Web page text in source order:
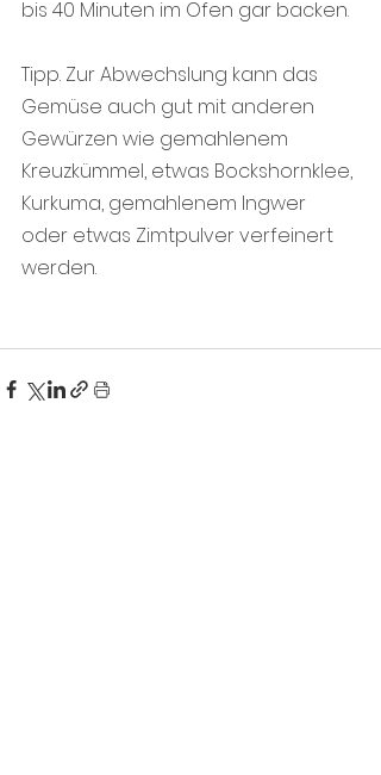
bis 40 Minuten im Ofen gar backen.
Tipp. Zur Abwechslung kann das
Gemüse auch gut mit anderen
Gewürzen wie gemahlenem
Kreuzkümmel, etwas Bockshornklee,
Kurkuma, gemahlenem Ingwer
oder etwas Zimtpulver verfeinert
werden.